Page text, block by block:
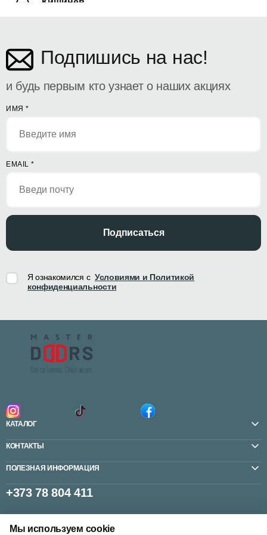
Кишинёв
Подпишись на нас!
и будь первым кто узнает о наших акциях
ИМЯ *
EMAIL *
Подписаться
Я ознакомился с Условиями и Политикой
конфиденциальности
КАТАЛОГ
КОНТАКТЫ
ПОЛЕЗНАЯ ИНФОРМАЦИЯ
+373 78 804 411
Мы используем cookie